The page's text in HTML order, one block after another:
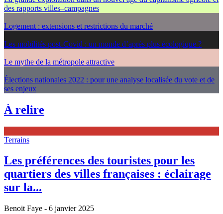
des rapports villes–campagnes
Logement : extensions et restrictions du marché
Les mobilités post-Covid : un monde d’après plus écologique ?
Le mythe de la métropole attractive
Élections nationales 2022 : pour une analyse localisée du vote et de
ses enjeux
À relire
Terrains
Les préférences des touristes pour les
quartiers des villes françaises : éclairage
sur la...
Benoit Faye - 6 janvier 2025